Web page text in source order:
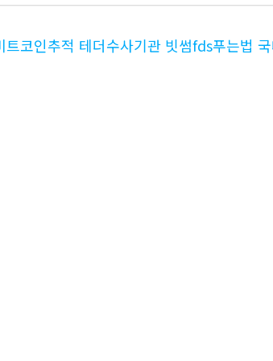
코인추적 테더수사기관 빗썸fds푸는법